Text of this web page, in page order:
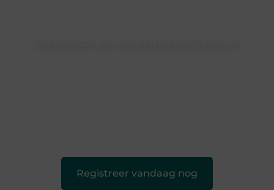
Registreer vandaag nog